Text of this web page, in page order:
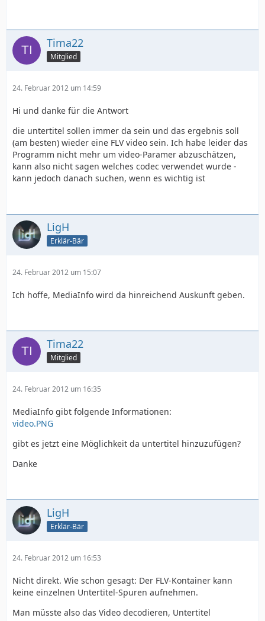
Tima22
Mitglied
24. Februar 2012 um 14:59
Hi und danke für die Antwort
die untertitel sollen immer da sein und das ergebnis soll
(am besten) wieder eine FLV video sein. Ich habe leider das
Programm nicht mehr um video-Paramer abzuschätzen,
kann also nicht sagen welches codec verwendet wurde -
kann jedoch danach suchen, wenn es wichtig ist
LigH
Erklär-Bär
24. Februar 2012 um 15:07
Ich hoffe, MediaInfo wird da hinreichend Auskunft geben.
Tima22
Mitglied
24. Februar 2012 um 16:35
MediaInfo gibt folgende Informationen:
video.PNG
gibt es jetzt eine Möglichkeit da untertitel hinzuzufügen?
Danke
LigH
Erklär-Bär
24. Februar 2012 um 16:53
Nicht direkt. Wie schon gesagt: Der FLV-Kontainer kann
keine einzelnen Untertitel-Spuren aufnehmen.
Man müsste also das Video decodieren, Untertitel